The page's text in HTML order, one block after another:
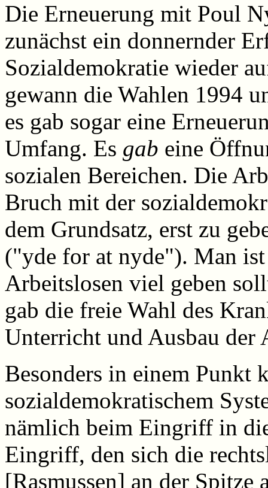
Die Erneuerung mit Poul
zunächst ein donnernder
Sozialdemokratie wieder
gewann die Wahlen 1994
es gab sogar eine
Umfang. Es gab eine
sozialen Bereichen. Die
Bruch mit der
dem Grundsatz, erst zu
("yde for at nyde"). Man ist
Arbeitslosen viel geben
gab die freie Wahl des
Unterricht und Ausbau der
Besonders in einem Punkt
sozialdemokratischem
nämlich beim Eingriff in
Eingriff, den sich die
[Rasmussen] an der Spitze